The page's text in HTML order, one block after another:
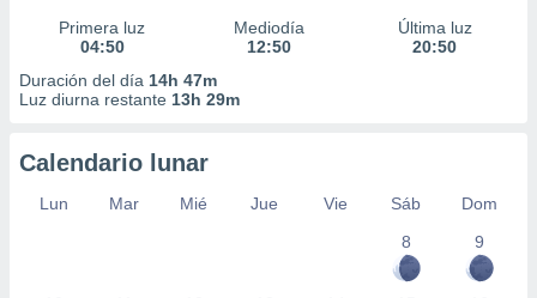
Primera luz
04:50
Mediodía
12:50
Última luz
20:50
Duración del día 14h 47m
Luz diurna restante 13h 29m
Calendario lunar
Lun Mar Mié Jue Vie Sáb
Dom
8
9